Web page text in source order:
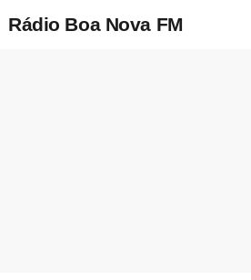
Rádio Boa Nova FM
Recados
SOLANGE ROSA Bom dia para